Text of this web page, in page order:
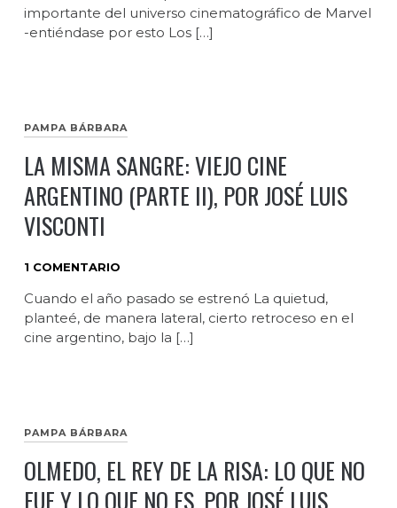
importante del universo cinematográfico de Marvel
-entiéndase por esto Los […]
PAMPA BÁRBARA
LA MISMA SANGRE: VIEJO CINE
ARGENTINO (PARTE II), POR JOSÉ LUIS
VISCONTI
1 COMENTARIO
Cuando el año pasado se estrenó La quietud,
planteé, de manera lateral, cierto retroceso en el
cine argentino, bajo la […]
PAMPA BÁRBARA
OLMEDO, EL REY DE LA RISA: LO QUE NO
FUE Y LO QUE NO ES, POR JOSÉ LUIS